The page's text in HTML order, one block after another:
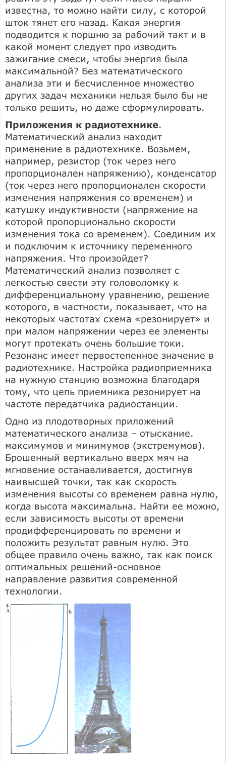
известна, то можно найти силу, с которой
шток тянет его назад. Какая энергия
подводится к поршню за рабочий такт и в
какой момент следует про изводить
зажигание смеси, чтобы энергия была
максимальной? Без математического
анализа эти и бесчисленное множество
других задач механики нельзя было бы не
только решить, но даже сформулировать.
Приложения к радиотехнике.
Математический анализ находит
применение в радиотехнике. Возьмем,
например, резистор (ток через него
пропорционален напряжению), конденсатор
(ток через него пропорционален скорости
изменения напряжения со временем) и
катушку индуктивности (напряжение на
которой пропорционально скорости
изменения тока со временем). Соединим их
и подключим к источнику переменного
напряжения. Что произойдет?
Математический анализ позволяет с
легкостью свести эту головоломку к
дифференциальному уравнению, решение
которого, в частности, показывает, что на
некоторых частотах схема «резонирует» и
при малом напряжении через ее элементы
могут протекать очень большие токи.
Резонанс имеет первостепенное значение в
радиотехнике. Настройка радиоприемника
на нужную станцию возможна благодаря
тому, что цепь приемника резонирует на
частоте передатчика радиостанции.
Одно из плодотворных приложений
математического анализа – отыскание.
максимумов и минимумов (экстремумов).
Брошенный вертикально вверх мяч на
мгновение останавливается, достигнув
наивысшей точки, так как скорость
изменения высоты со временем равна нулю,
когда высота максимальна. Найти ее можно,
если зависимость высоты от времени
продифференцировать по времени и
положить результат равным нулю. Это
общее правило очень важно, так как поиск
оптимальных решений-основное
направление развития современной
технологии.